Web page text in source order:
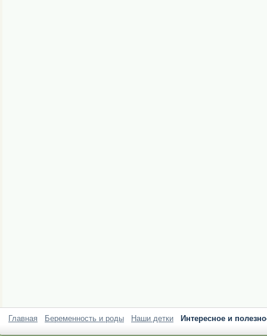
Главная Беременность и роды Наши детки Интересное и